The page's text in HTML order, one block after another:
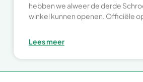
hebben we alweer de derde
winkel kunnen openen. Officiële
Lees meer